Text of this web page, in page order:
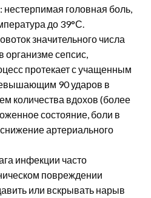
головная боль,
до 39°С.
значительного числа
организме сепсис,
протекает с учащенным
90 ударов в
количества вдохов (более
состояние, боли в
артериального
инфекции часто
повреждении
или вскрывать нарыв